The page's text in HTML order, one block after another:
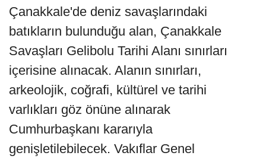
Çanakkale'de deniz savaşlarındaki
batıkların bulunduğu alan, Çanakkale
Savaşları Gelibolu Tarihi Alanı sınırları
içerisine alınacak. Alanın sınırları,
arkeolojik, coğrafi, kültürel ve tarihi
varlıkları göz önüne alınarak
Cumhurbaşkanı kararıyla
genişletilebilecek. Vakıflar Genel